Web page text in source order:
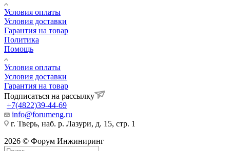
Условия оплаты
Условия доставки
Гарантия на товар
Политика
Помощь
Условия оплаты
Условия доставки
Гарантия на товар
Подписаться на рассылку
+7(4822)39-44-69
info@forumeng.ru
г. Тверь, наб. р. Лазури, д. 15, стр. 1
2026 © Форум Инжиниринг